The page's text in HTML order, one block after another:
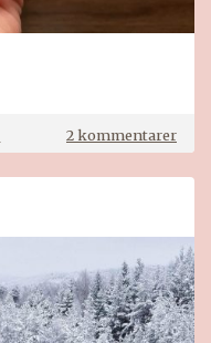
2 kommentarertill